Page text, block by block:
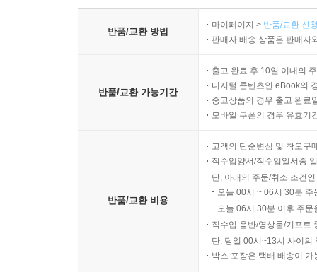
반품/교환 방법
마이페이지 > 반품/교환 신
판매자 배송 상품은 판매자
반품/교환 가능기간
출고 완료 후 10일 이내의
디지털 콘텐츠인 eBook의
중고상품의 경우 출고 완료
모바일 쿠폰의 경우 유효기
반품/교환 비용
고객의 단순변심 및 착오구
직수입양서/직수입일서중
단, 아래의 주문/취소 조건
오늘 00시 ~ 06시 30분
오늘 06시 30분 이후 주
직수입 음반/영상물/기프트
단, 당일 00시~13시 사이의
박스 포장은 택배 배송이